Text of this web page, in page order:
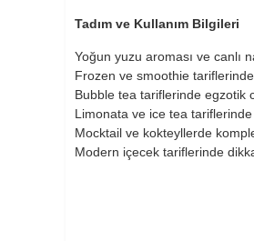
Tadım ve Kullanım Bilgileri
Yoğun yuzu aroması ve canlı
Frozen ve smoothie
Bubble tea tariflerinde egzotik
Limonata ve ice tea
Mocktail ve kokteyllerde
Modern içecek tariflerinde